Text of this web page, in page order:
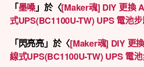
「墨嗓」於〈[Maker魂] DIY 更換
式UPS(BC1100U-TW) UPS 電池
「閃亮亮」於〈[Maker魂] DIY 更
線式UPS(BC1100U-TW) UPS 電